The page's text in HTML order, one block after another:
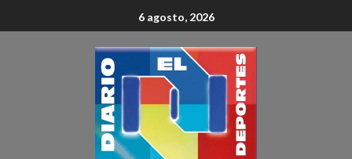
6 agosto, 2026